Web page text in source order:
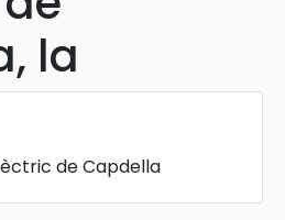
la
de Capdella